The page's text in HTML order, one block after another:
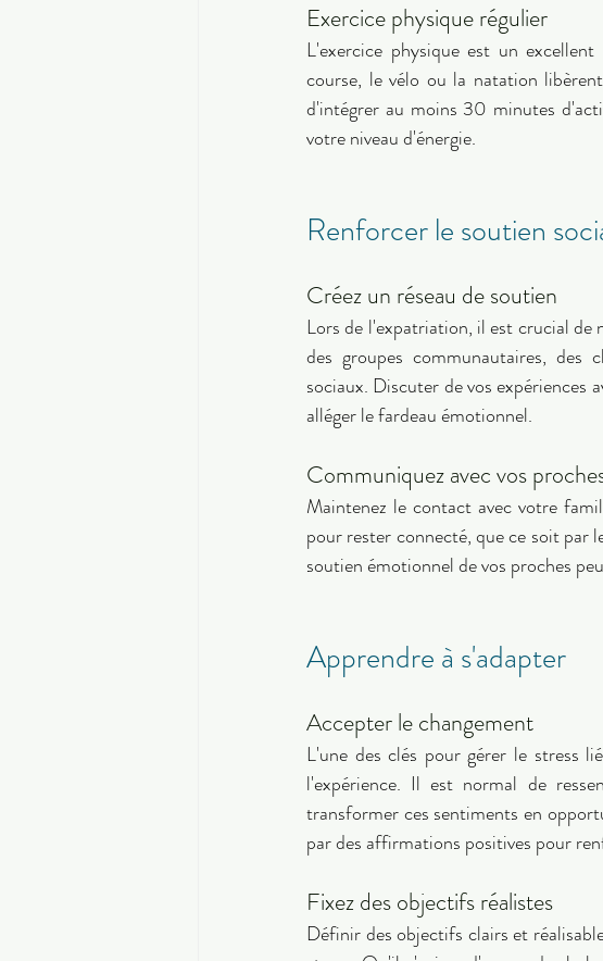
Exercice physique régulier
L'exercice physique est un
course, le vélo ou la natation
d'intégrer au moins 30 minutes
votre niveau d'énergie.
Renforcer le soutien
Créez un réseau de soutien
Lors de l'expatriation, il est crucial de
des groupes communautaires, des
sociaux. Discuter de vos expériences
alléger le fardeau émotionnel.
Communiquez avec vos
Maintenez le contact avec votre
pour rester connecté, que ce soit par
soutien émotionnel de vos proches
Apprendre à s'adapter
Accepter le changement
L'une des clés pour gérer le stress
l'expérience. Il est normal de
transformer ces sentiments en
par des affirmations positives pour
Fixez des objectifs réalistes
Définir des objectifs clairs et